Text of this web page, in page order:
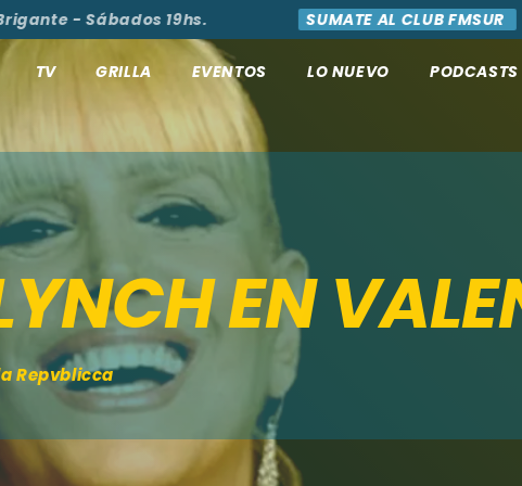
- Sábados 19hs. SUMATE AL CLUB FMSUR
TV GRILLA EVENTOS LO NUEVO PODCASTS
EN
Repvblicca